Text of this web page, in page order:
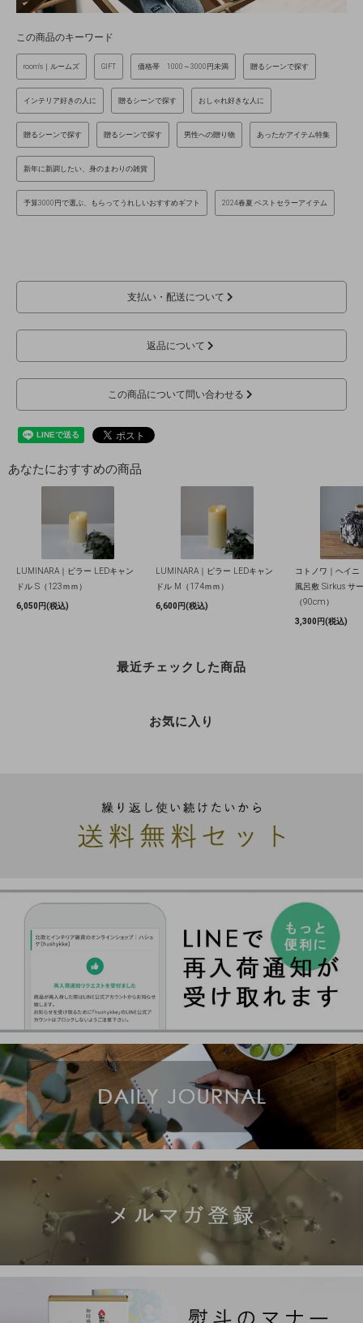
この商品のキーワード
room's｜ルームズ GIFT 価格帯 1000～3000円未満 贈るシーンで探す
インテリア好きの人に 贈るシーンで探す おしゃれ好きな人に
贈るシーンで探す 贈るシーンで探す 男性への贈り物 あったかアイテム特集
新年に新調したい、身のまわりの雑貨
予算3000円で選ぶ、もらってうれしいおすすめギフト 2024春夏 ベストセラーアイテム
支払い・配送について
返品について
この商品について問い合わせる
あなたにおすすめの商品
LUMINARA｜ピラー LEDキャン
ドル S（123ｍｍ）
6,050円(税込)
LUMINARA｜ピラー LEDキャン
ドル M（174ｍｍ）
6,600円(税込)
コトノワ｜ヘイニ
風呂敷 Sirkus サ
（90cm）
3,300円(税込)
最近チェックした商品
お気に入り